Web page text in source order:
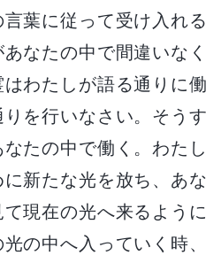
葉に従って受け入れる
なたの中で間違いなく
わたしが語る通りに働
を行いなさい。そうす
たの中で働く。わたし
新たな光を放ち、あな
現在の光へ来るように
の中へ入っていく時、